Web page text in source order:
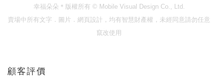
幸福朵朵＊版權所有 © Mobile Visual Design Co., Ltd.
賣場中所有文字．圖片．網頁設計，均有智慧財產權，未經同意請勿任意
竄改使用
顧客評價